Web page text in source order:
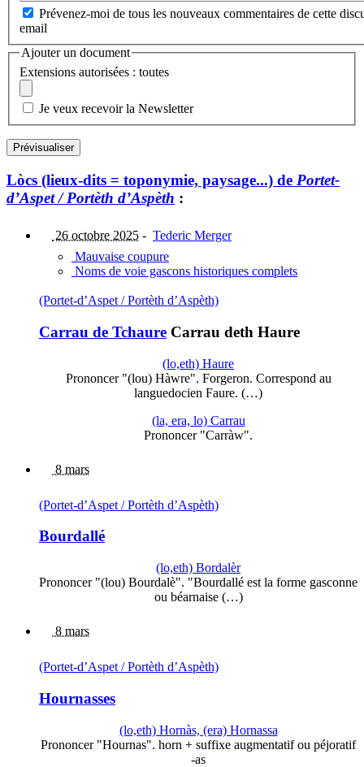
Prévenez-moi de tous les nouveaux commentaires de cette
email
Ajouter un document
Extensions autorisées : toutes
Je veux recevoir la Newsletter
Lòcs (lieux-dits = toponymie, paysage...) de Portet-
d’Aspet / Portèth d’Aspèth :
26 octobre 2025 - Tederic Merger
Mauvaise coupure
Noms de voie gascons historiques complets
(Portet-d’Aspet / Portèth d’Aspèth)
Carrau de Tchaure Carrau deth Haure
(lo,eth) Haure
Prononcer "(lou) Hàwre". Forgeron. Correspond au
languedocien Faure. (…)
(la, era, lo) Carrau
Prononcer "Carràw".
8 mars
(Portet-d’Aspet / Portèth d’Aspèth)
Bourdallé
(lo,eth) Bordalèr
Prononcer "(lou) Bourdalè". "Bourdallé est la forme gasconne
ou béarnaise (…)
8 mars
(Portet-d’Aspet / Portèth d’Aspèth)
Hournasses
(lo,eth) Hornàs, (era) Hornassa
Prononcer "Hournas". horn + suffixe augmentatif ou péjoratif
-as